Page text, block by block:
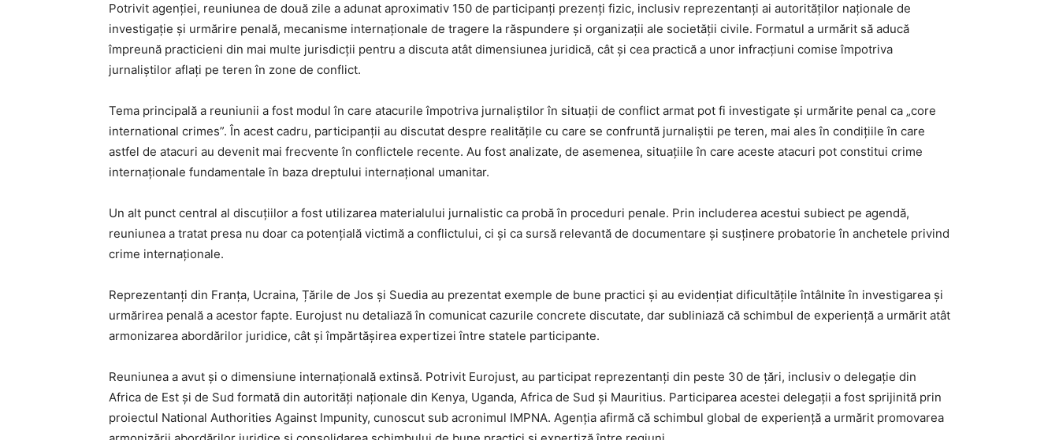
Potrivit agenției, reuniunea de două zile a adunat aproximativ 150 de participanți prezenți fizic, inclusiv reprezentanți ai autorităților naționale de
investigație și urmărire penală, mecanisme internaționale de tragere la răspundere și organizații ale societății civile. Formatul a urmărit să aducă
împreună practicieni din mai multe jurisdicții pentru a discuta atât dimensiunea juridică, cât și cea practică a unor infracțiuni comise împotriva
jurnaliștilor aflați pe teren în zone de conflict.
Tema principală a reuniunii a fost modul în care atacurile împotriva jurnaliștilor în situații de conflict armat pot fi investigate și urmărite penal ca „core
international crimes”. În acest cadru, participanții au discutat despre realitățile cu care se confruntă jurnaliștii pe teren, mai ales în condițiile în care
astfel de atacuri au devenit mai frecvente în conflictele recente. Au fost analizate, de asemenea, situațiile în care aceste atacuri pot constitui crime
internaționale fundamentale în baza dreptului internațional umanitar.
Un alt punct central al discuțiilor a fost utilizarea materialului jurnalistic ca probă în proceduri penale. Prin includerea acestui subiect pe agendă,
reuniunea a tratat presa nu doar ca potențială victimă a conflictului, ci și ca sursă relevantă de documentare și susținere probatorie în anchetele privind
crime internaționale.
Reprezentanți din Franța, Ucraina, Țările de Jos și Suedia au prezentat exemple de bune practici și au evidențiat dificultățile întâlnite în investigarea și
urmărirea penală a acestor fapte. Eurojust nu detaliază în comunicat cazurile concrete discutate, dar subliniază că schimbul de experiență a urmărit atât
armonizarea abordărilor juridice, cât și împărtășirea expertizei între statele participante.
Reuniunea a avut și o dimensiune internațională extinsă. Potrivit Eurojust, au participat reprezentanți din peste 30 de țări, inclusiv o delegație din
Africa de Est și de Sud formată din autorități naționale din Kenya, Uganda, Africa de Sud și Mauritius. Participarea acestei delegații a fost sprijinită prin
proiectul National Authorities Against Impunity, cunoscut sub acronimul IMPNA. Agenția afirmă că schimbul global de experiență a urmărit promovarea